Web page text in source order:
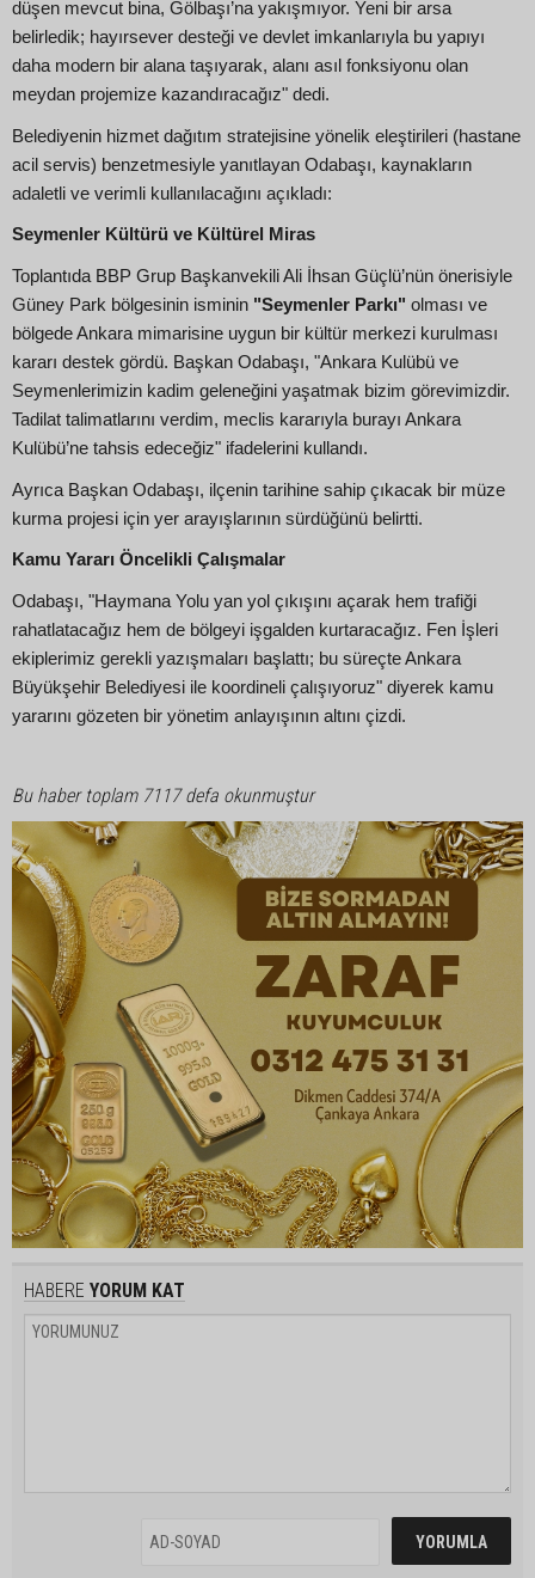
düşen mevcut bina, Gölbaşı’na yakışmıyor. Yeni bir arsa
belirledik; hayırsever desteği ve devlet imkanlarıyla bu yapıyı
daha modern bir alana taşıyarak, alanı asıl fonksiyonu olan
meydan projemize kazandıracağız" dedi.
Belediyenin hizmet dağıtım stratejisine yönelik eleştirileri (hastane
acil servis) benzetmesiyle yanıtlayan Odabaşı, kaynakların
adaletli ve verimli kullanılacağını açıkladı:
Seymenler Kültürü ve Kültürel Miras
Toplantıda BBP Grup Başkanvekili Ali İhsan Güçlü’nün önerisiyle
Güney Park bölgesinin isminin "Seymenler Parkı" olması ve
bölgede Ankara mimarisine uygun bir kültür merkezi kurulması
kararı destek gördü. Başkan Odabaşı, "Ankara Kulübü ve
Seymenlerimizin kadim geleneğini yaşatmak bizim görevimizdir.
Tadilat talimatlarını verdim, meclis kararıyla burayı Ankara
Kulübü’ne tahsis edeceğiz" ifadelerini kullandı.
Ayrıca Başkan Odabaşı, ilçenin tarihine sahip çıkacak bir müze
kurma projesi için yer arayışlarının sürdüğünü belirtti.
Kamu Yararı Öncelikli Çalışmalar
Odabaşı, "Haymana Yolu yan yol çıkışını açarak hem trafiği
rahatlatacağız hem de bölgeyi işgalden kurtaracağız. Fen İşleri
ekiplerimiz gerekli yazışmaları başlattı; bu süreçte Ankara
Büyükşehir Belediyesi ile koordineli çalışıyoruz" diyerek kamu
yararını gözeten bir yönetim anlayışının altını çizdi.
Bu haber toplam 7117 defa okunmuştur
HABERE YORUM KAT